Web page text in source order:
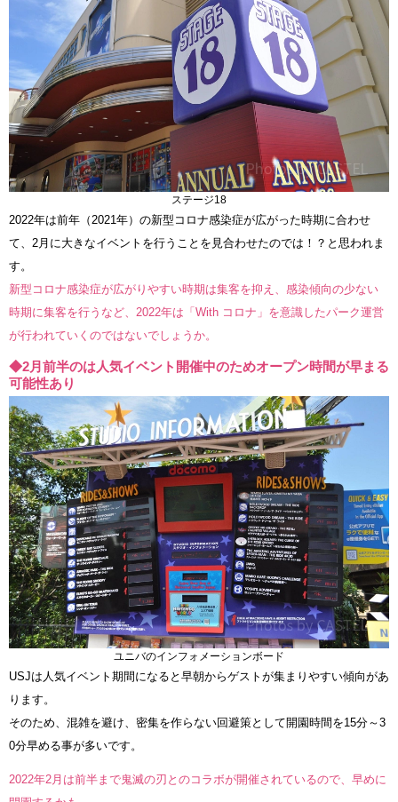
ステージ18
2022年は前年（2021年）の新型コロナ感染症が広がった時期に合わせ
て、2月に大きなイベントを行うことを見合わせたのでは！？と思われま
す。
新型コロナ感染症が広がりやすい時期は集客を抑え、感染傾向の少ない
時期に集客を行うなど、2022年は「With コロナ」を意識したパーク運営
が行われていくのではないでしょうか。
◆2月前半のは人気イベント開催中のためオープン時間が早まる
可能性あり
ユニバのインフォメーションボード
USJは人気イベント期間になると早朝からゲストが集まりやすい傾向があ
ります。
そのため、混雑を避け、密集を作らない回避策として開園時間を15分～3
0分早める事が多いです。
2022年2月は前半まで鬼滅の刃とのコラボが開催されているので、早めに